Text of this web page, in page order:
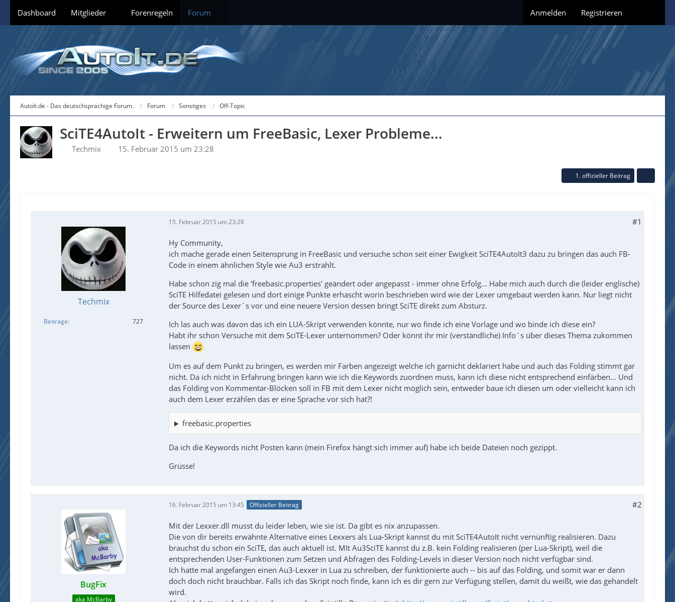
Dashboard Mitglieder Forenregeln Forum Anmelden Registrieren
AutoIt.de - Das deutschsprachige Forum. Forum Sonstiges Off-Topic
SciTE4AutoIt - Erweitern um FreeBasic, Lexer Probleme...
Techmix 15. Februar 2015 um 23:28
1. offizieller Beitrag
Techmix
Beiträge 727
15. Februar 2015 um 23:28 #1
Hy Community,
ich mache gerade einen Seitensprung in FreeBasic und versuche schon seit einer Ewigkeit SciTE4AutoIt3 dazu zu bringen das auch FB-
Code in einem ähnlichen Style wie Au3 erstrahlt.
Habe schon zig mal die 'freebasic.properties' geändert oder angepasst - immer ohne Erfolg... Habe mich auch durch die (leider englische)
SciTE Hilfedatei gelesen und dort einige Punkte erhascht worin beschrieben wird wie der Lexer umgebaut werden kann. Nur liegt nicht
der Source des Lexer´s vor und eine neuere Version dessen bringt SciTE direkt zum Absturz.
Ich las auch was davon das ich ein LUA-Skript verwenden könnte, nur wo finde ich eine Vorlage und wo binde ich diese ein?
Habt ihr schon Versuche mit dem SciTE-Lexer unternommen? Oder könnt ihr mir (verständliche) Info´s über dieses Thema zukommen
lassen
Um es auf dem Punkt zu bringen, es werden mir Farben angezeigt welche ich garnicht deklariert habe und auch das Folding stimmt gar
nicht. Da ich nicht in Erfahrung bringen kann wie ich die Keywords zuordnen muss, kann ich diese nicht entsprechend einfärben... Und
das Folding von Kommentar-Blöcken soll in FB mit dem Lexer nicht möglich sein, entweder baue ich diesen um oder vielleicht kann ich
auch dem Lexer erzählen das er eine Sprache vor sich hat?!
freebasic.properties
Da ich die Keywords nicht Posten kann (mein Firefox hängt sich immer auf) habe ich beide Dateien noch gezippt.
Grüsse!
BugFix
aka McBarby
16. Februar 2015 um 13:45 Offizieller Beitrag #2
Mit der Lexxer.dll musst du leider leben, wie sie ist. Da gibt es nix anzupassen.
Die von dir bereits erwähnte Alternative eines Lexxers als Lua-Skript kannst du mit SciTE4AutoIt nicht vernünftig realisieren. Dazu
brauchst du schon ein SciTE, das auch aktuell ist. MIt Au3SciTE kannst du z.B. kein Folding realisieren (per Lua-Skript), weil die
entsprechenden User-Funktionen zum Setzen und Abfragen des Folding-Levels in dieser Version noch nicht verfügbar sind.
Ich hatte mal angefangen einen Au3-Lexxer in Lua zu schreiben, der funktionierte auch -- bis auf das Folding, und somit war er dann
doch doch nicht brauchbar. Falls ich das Skript noch finde, kann ich es dir gern zur Verfügung stellen, damit du weißt, wie das gehandelt
wird.